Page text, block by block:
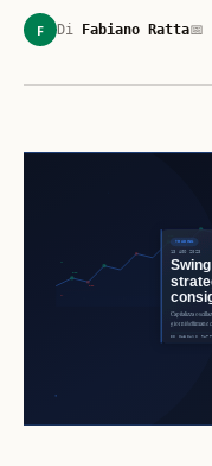
F Di Fabiano Ratta📅